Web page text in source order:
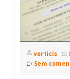
verticis
Sem